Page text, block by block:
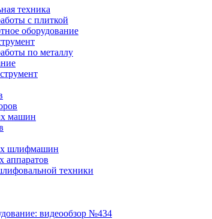
техника
с плиткой
оборудование
по металлу
машин
шлифмашин
аппаратов
техники
видеообзор №434